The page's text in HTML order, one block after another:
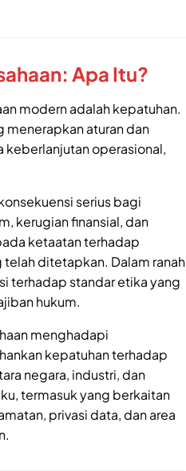
Apa Itu?
modern adalah kepatuhan.
menerapkan aturan dan
keberlanjutan operasional,
serius bagi
kerugian finansial, dan
ketaatan terhadap
ditetapkan. Dalam ranah
terhadap standar etika yang
hukum.
menghadapi
kepatuhan terhadap
negara, industri, dan
termasuk yang berkaitan
privasi data, dan area